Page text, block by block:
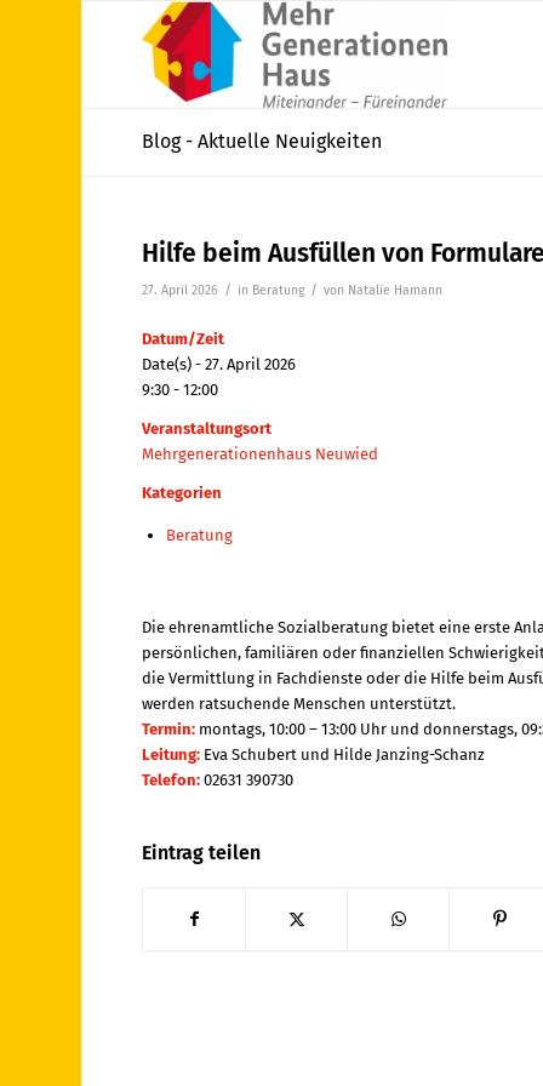
Blog - Aktuelle Neuigkeiten
Hilfe beim Ausfüllen von
27. April 2026 / in Beratung / von Natalie Hamann
Datum/Zeit
Date(s) - 27. April 2026
9:30 - 12:00
Veranstaltungsort
Mehrgenerationenhaus Neuwied
Kategorien
Beratung
Die ehrenamtliche Sozialberatung bietet eine erste
persönlichen, familiären oder finanziellen
die Vermittlung in Fachdienste oder die Hilfe beim
werden ratsuchende Menschen unterstützt.
Termin: montags, 10:00 – 13:00 Uhr und donnerstags,
Leitung: Eva Schubert und Hilde Janzing-Schanz
Telefon: 02631 390730
Eintrag teilen